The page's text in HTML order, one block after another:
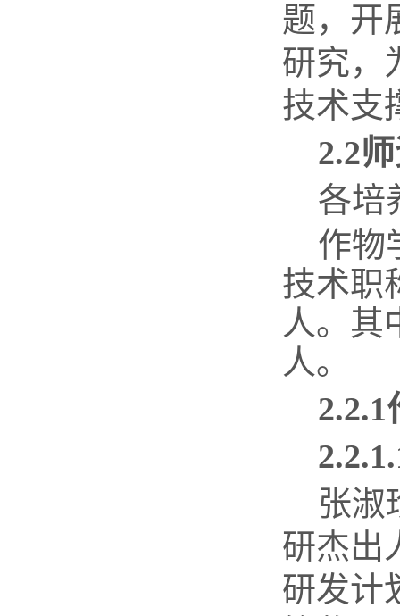
题，开
研究，
技术支
2.2
各培
作物
技术职
人。其
人。
2.2.1
张淑
研杰出
研发计